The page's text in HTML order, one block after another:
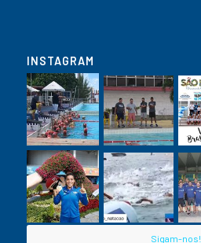
INSTAGRAM
Sigam-nos!